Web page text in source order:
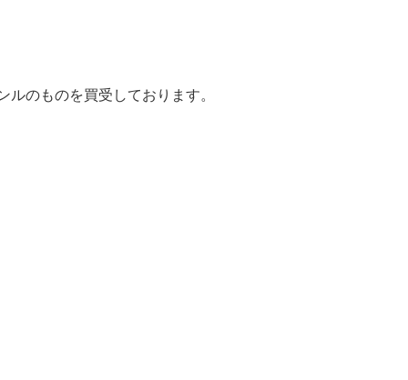
のものを買受しております。